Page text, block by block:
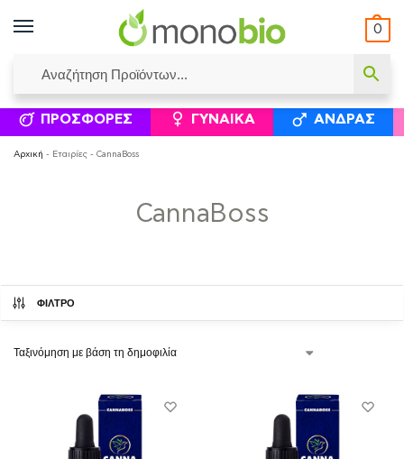
0
ΙΣΟΛΟΓΙΣΜΟΊ ΕΛΕΆΝΝΑ ΧΡΙΣΤΙΝΆΚΗ ΕΠΙΚΟΙΝΩΝΊΑ
ΣΥΜΠΛΗΡΏΜΑΤΑ ΔΙΑΤΡΟΦΉΣ ΦΥΣΙΚΆ
ΠΡΟΣΦΟΡΈΣ ΓΥΝΑΊΚΑ ΆΝΔΡΑΣ
Αρχική - Εταιρίες - CannaBoss
CannaBoss
ΦΙΛΤΡΟ